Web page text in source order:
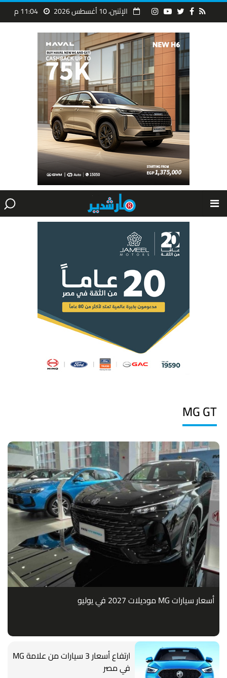
الإثنين، 10 أغسطس 2026 11:04 م
MG GT
أسعار سيارات MG موديلات 2027 في يوليو
ارتفاع أسعار 3 سيارات من علامة MG
في مصر